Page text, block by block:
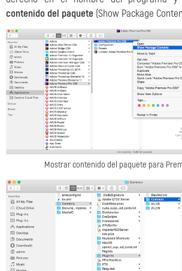
contenido del paquete (Show Package
Mostrar contenido del paquete para